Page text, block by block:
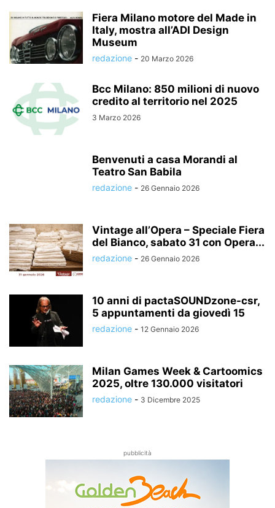
Fiera Milano motore del Made in
Italy, mostra all’ADI Design
Museum
redazione - 20 Marzo 2026
Bcc Milano: 850 milioni di nuovo
credito al territorio nel 2025
3 Marzo 2026
Benvenuti a casa Morandi al
Teatro San Babila
redazione - 26 Gennaio 2026
Vintage all’Opera – Speciale Fiera
del Bianco, sabato 31 con Opera...
redazione - 26 Gennaio 2026
10 anni di pactaSOUNDzone-csr,
5 appuntamenti da giovedì 15
redazione - 12 Gennaio 2026
Milan Games Week & Cartoomics
2025, oltre 130.000 visitatori
redazione - 3 Dicembre 2025
pubblicità